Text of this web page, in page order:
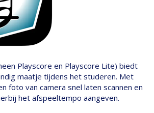
Playscore en Playscore Lite) biedt
maatje tijdens het studeren. Met
foto van camera snel laten scannen en
het afspeeltempo aangeven.